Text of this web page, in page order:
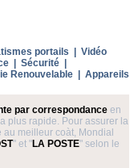
portails | Vidéo
| Sécurité|
Renouvelable| Appareils
par correspondanceen
plus rapide. Pour assurer la
au meilleur coàt, Mondial
" et "LA POSTE" selon le